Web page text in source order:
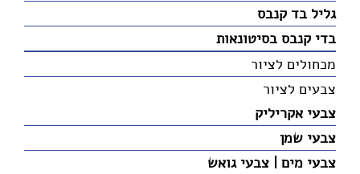
גליל בד קנבס
בדי קנבס בסיטונאות
מכחולים לציור
צבעים לציור
צבעי אקריליק
צבעי שמן
צבעי מים | צבעי גואש